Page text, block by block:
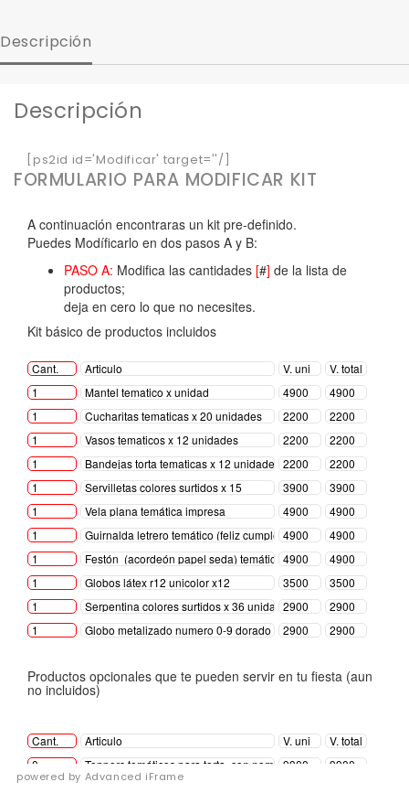
Descripción
Descripción
[ps2id id='Modificar' target=''/]
FORMULARIO PARA MODIFICAR KIT
powered by Advanced iFrame